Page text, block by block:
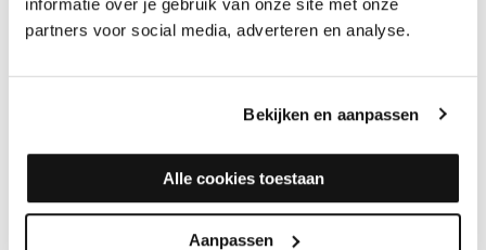
informatie over je gebruik van onze site met onze
partners voor social media, adverteren en analyse.
Bekijken en aanpassen
Alle cookies toestaan
Aanpassen
verzonden
verzonden